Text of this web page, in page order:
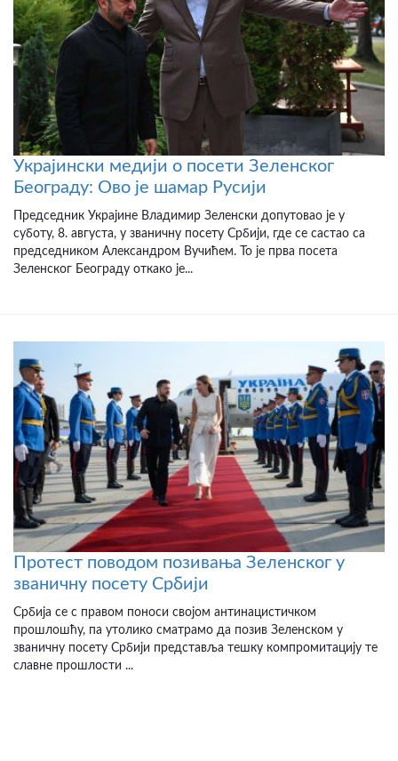
Украјински медији о посети Зеленског
Београду: Ово је шамар Русији
Председник Украјине Владимир Зеленски допутовао је у
суботу, 8. августа, у званичну посету Србији, где се састао са
председником Александром Вучићем. То је прва посета
Зеленског Београду откако је...
Протест поводом позивања Зеленског у
званичну посету Србији
Србија се с правом поноси својом антинацистичком
прошлошћу, па утолико сматрамо да позив Зеленском у
званичну посету Србији представља тешку компромитацију те
славне прошлости ...